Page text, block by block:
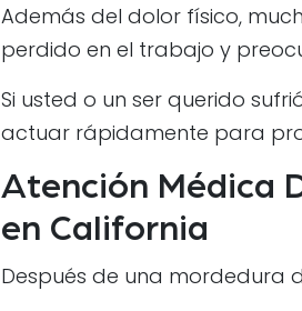
Además del dolor físico,
perdido en el trabajo y
Si usted o un ser querido
actuar rápidamente para
Atención Médica
en California
Después de una mordedura